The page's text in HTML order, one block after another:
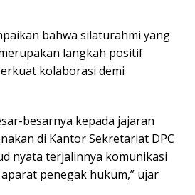
bahwa silaturahmi yang
langkah positif
kolaborasi demi
besarnya kepada jajaran
di Kantor Sekretariat DPC
nyata terjalinnya komunikasi
penegak hukum,” ujar